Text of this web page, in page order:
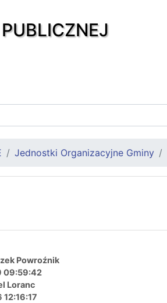
Jednostki Organizacyjne Gminy
Powroźnik
09:59:42
Loranc